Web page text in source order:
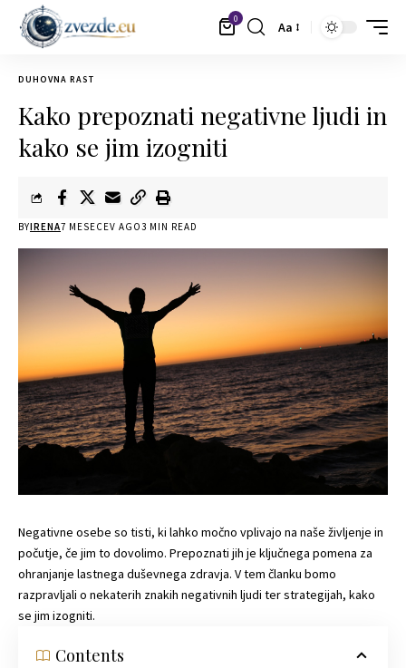
0 Aa
DUHOVNA RAST
Kako prepoznati negativne ljudi in
kako se jim izogniti
BYIRENA7 MESECEV AGO3 MIN READ
Negativne osebe so tisti, ki lahko močno vplivajo na naše življenje in
počutje, če jim to dovolimo. Prepoznati jih je ključnega pomena za
ohranjanje lastnega duševnega zdravja. V tem članku bomo
razpravljali o nekaterih znakih negativnih ljudi ter strategijah, kako
se jim izogniti.
Contents